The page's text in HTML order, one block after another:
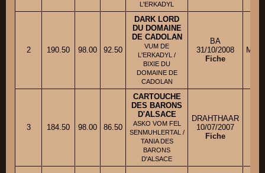
L'ERKADYL
2 190.50 98.00 92.50
DARK LORD
DU DOMAINE
DE CADOLAN
VUM DE
L'ERKADYL /
BIXIE DU
DOMAINE DE
CADOLAN
BA
31/10/2008
Fiche
3 184.50 98.00 86.50
CARTOUCHE
DES BARONS
D'ALSACE
ASKO VOM FEL
SENMUHLERTAL /
TANIA DES
BARONS
D'ALSACE
DRAHTHAAR
10/07/2007
Fiche